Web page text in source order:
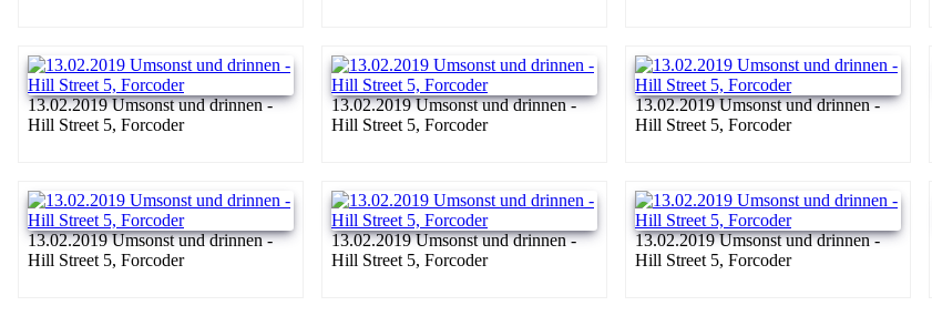
13.02.2019 Umsonst und drinnen -
Hill Street 5, Forcoder
13.02.2019 Umsonst und drinnen -
Hill Street 5, Forcoder
13.02.2019 Umsonst und drinnen -
Hill Street 5, Forcoder
13.02.2019 Umsonst und drinnen -
Hill Street 5, Forcoder
13.02.2019 Umsonst und drinnen -
Hill Street 5, Forcoder
13.02.2019 Umsonst und drinnen -
Hill Street 5, Forcoder